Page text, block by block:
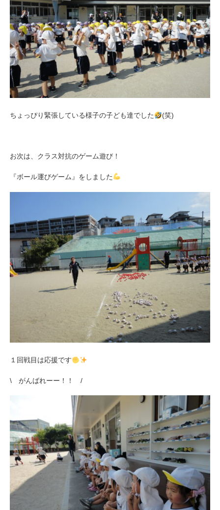
ちょっぴり緊張している様子の子ども達でした (笑)
お次は、クラス対抗のゲーム遊び！
『ボール運びゲーム』をしました
１回戦目は応援です
\ がんばれーー！！ /